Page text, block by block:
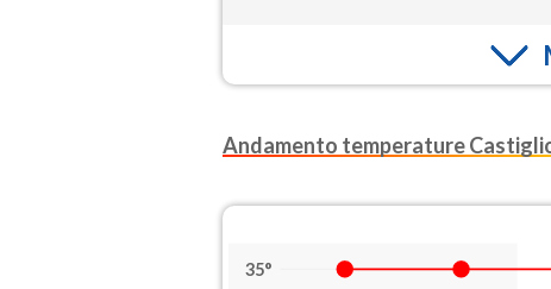
Andamento temperature
35°